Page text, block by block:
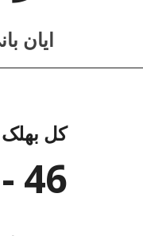
ايان
کل
46 - ہے دِیوا عجُوبا دِل وی